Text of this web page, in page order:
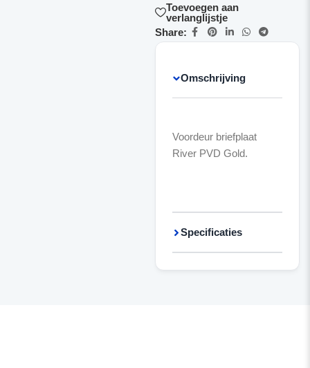
Toevoegen aan
verlanglijstje
Share:
Omschrijving
Voordeur briefplaat
River PVD Gold.
Specificaties